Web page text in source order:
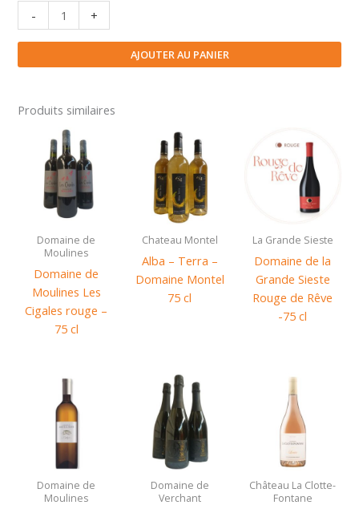
-
quantité
de
Muscat
de
cl
+
AJOUTER AU PANIER
Produits similaires
Domaine de
Moulines
Domaine de
Moulines Les
Cigales rouge –
75 cl
Chateau Montel
Alba – Terra –
Domaine Montel
75 cl
La Grande Sieste
Domaine de la
Grande Sieste
Rouge de Rêve
-75 cl
Domaine de
Moulines
Domaine de
Verchant
Château La Clotte-
Fontane